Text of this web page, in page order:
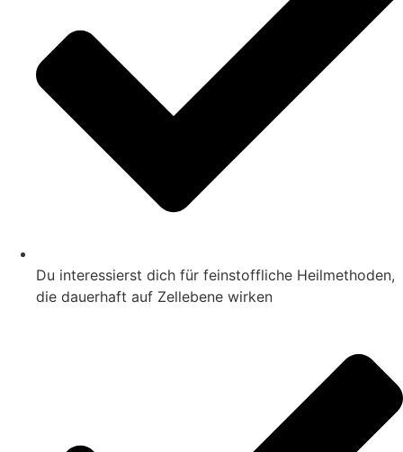
Du interessierst dich für feinstoffliche Heilmethoden,
die dauerhaft auf Zellebene wirken